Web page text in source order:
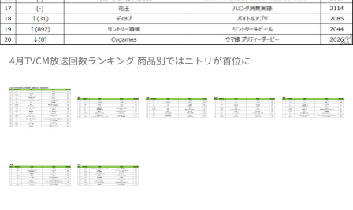
4月TVCM放送回数ランキング 商品別ではニトリが首位に